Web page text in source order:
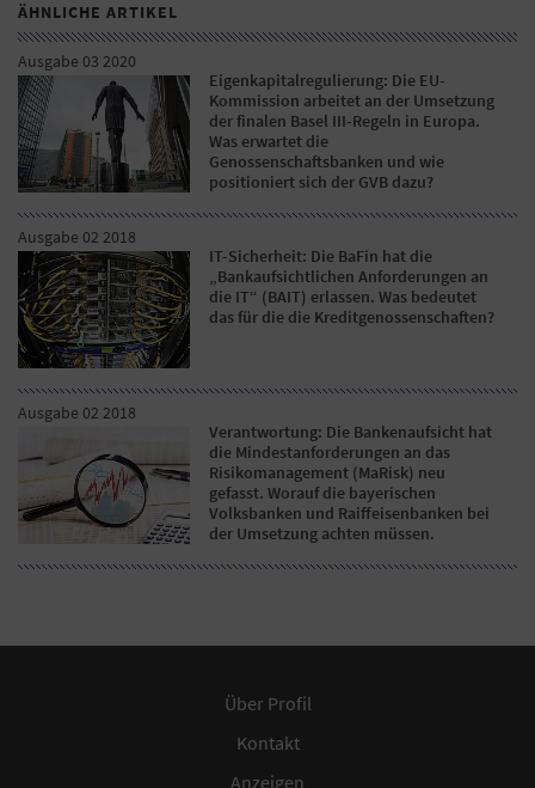
ÄHNLICHE ARTIKEL
Ausgabe 03 2020
Eigenkapitalregulierung: Die EU-
Kommission arbeitet an der Umsetzung
der finalen Basel III-Regeln in Europa.
Was erwartet die
Genossenschaftsbanken und wie
positioniert sich der GVB dazu?
Ausgabe 02 2018
IT-Sicherheit: Die BaFin hat die
„Bankaufsichtlichen Anforderungen an
die IT“ (BAIT) erlassen. Was bedeutet
das für die die Kreditgenossenschaften?
Ausgabe 02 2018
Verantwortung: Die Bankenaufsicht hat
die Mindestanforderungen an das
Risikomanagement (MaRisk) neu
gefasst. Worauf die bayerischen
Volksbanken und Raiffeisenbanken bei
der Umsetzung achten müssen.
Über Profil
Kontakt
Anzeigen